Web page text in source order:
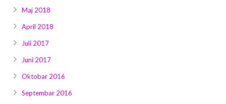
Maj 2018
April 2018
Juli 2017
Juni 2017
Oktobar 2016
Septembar 2016